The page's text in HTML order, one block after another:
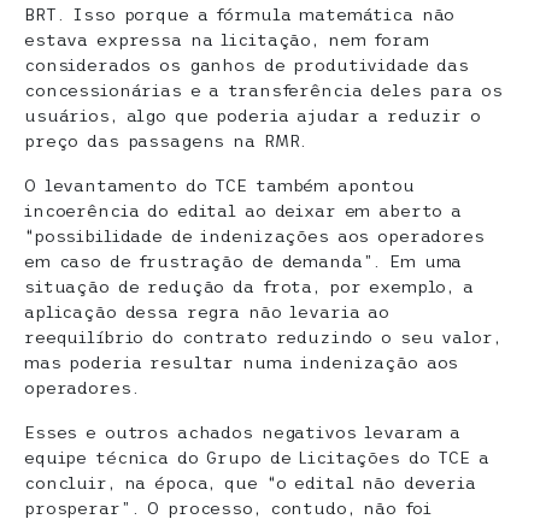
BRT. Isso porque a fórmula matemática não
estava expressa na licitação, nem foram
considerados os ganhos de produtividade das
concessionárias e a transferência deles para os
usuários, algo que poderia ajudar a reduzir o
preço das passagens na RMR.
O levantamento do TCE também apontou
incoerência do edital ao deixar em aberto a
“possibilidade de indenizações aos operadores
em caso de frustração de demanda”. Em uma
situação de redução da frota, por exemplo, a
aplicação dessa regra não levaria ao
reequilíbrio do contrato reduzindo o seu valor,
mas poderia resultar numa indenização aos
operadores.
Esses e outros achados negativos levaram a
equipe técnica do Grupo de Licitações do TCE a
concluir, na época, que “o edital não deveria
prosperar”. O processo, contudo, não foi